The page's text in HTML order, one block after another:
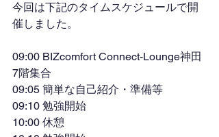
今回は下記のタイムスケジュールで開
催しました。
09:00 BIZcomfort Connect-Lounge神田
7階集合
09:05 簡単な自己紹介・準備等
09:10 勉強開始
10:00 休憩